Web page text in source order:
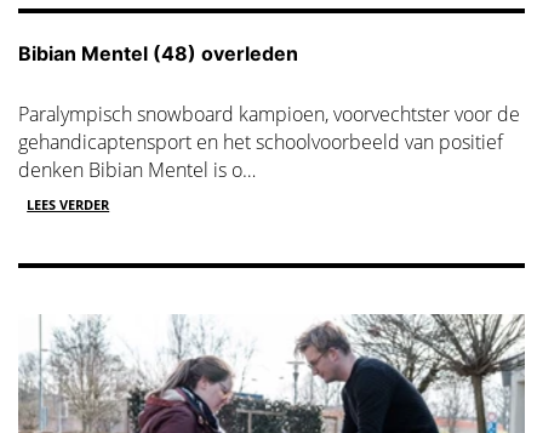
Bibian Mentel (48) overleden
Paralympisch snowboard kampioen, voorvechtster voor de
gehandicaptensport en het schoolvoorbeeld van positief
denken Bibian Mentel is o…
LEES VERDER